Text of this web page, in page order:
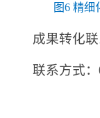
图6 精
成果转化
联系方式